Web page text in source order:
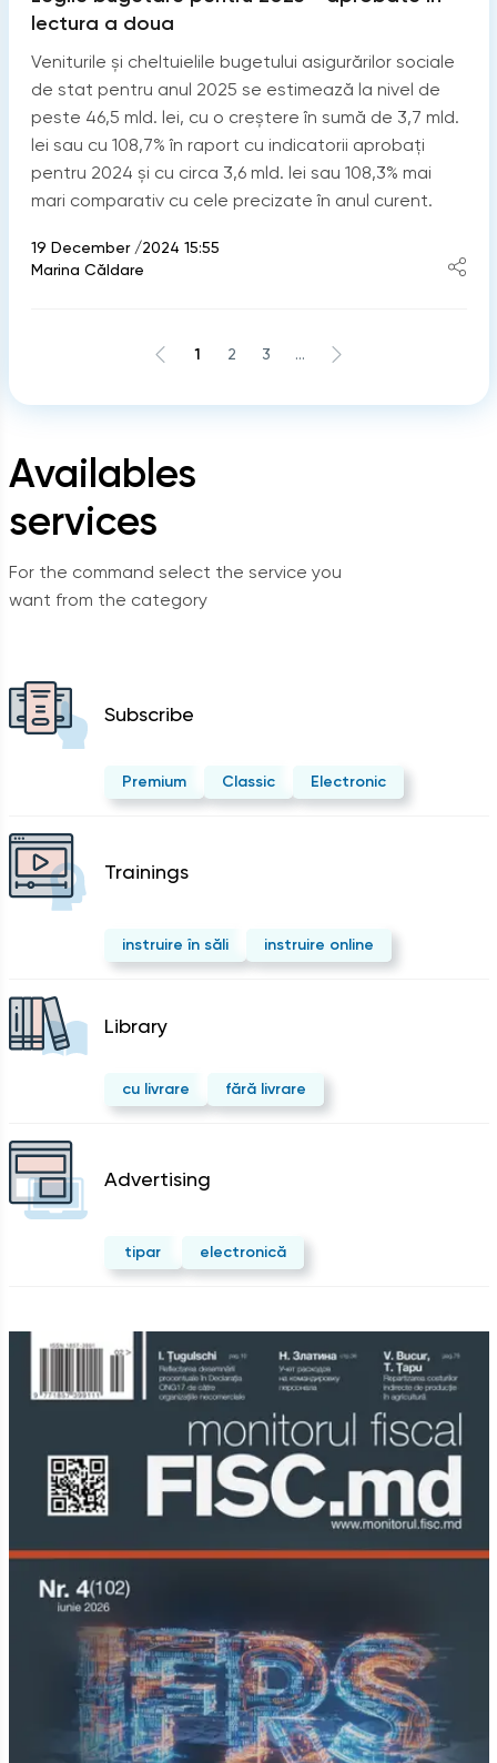
Availables
services
For the command select the service you
want from the category
Subscribe
Premium Classic Electronic
Trainings
instruire în săli instruire online
Library
cu livrare fără livrare
Advertising
tipar electronică
lectura a doua
Veniturile și cheltuielile bugetului asigurărilor sociale
de stat pentru anul 2025 se estimează la nivel de
peste 46,5 mld. lei, cu o creștere în sumă de 3,7 mld.
lei sau cu 108,7% în raport cu indicatorii aprobați
pentru 2024 și cu circa 3,6 mld. lei sau 108,3% mai
mari comparativ cu cele precizate în anul curent.
19 December /2024 15:55
Marina Căldare
1 2 3 ...